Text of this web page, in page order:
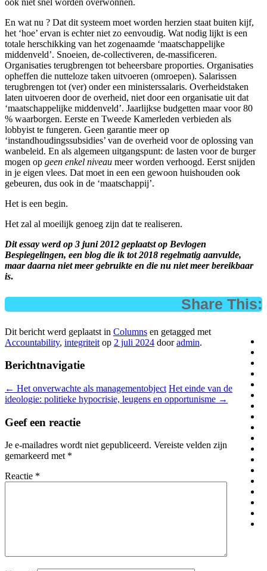
En wat nu ? Dat dit systeem moet worden herzien staat buiten kijf,
het ‘hoe’ ervan is echter niet zo eenvoudig. Wat nodig lijkt is een
totale herschikking van het zogenaamde ‘maatschappelijke
middenveld’. Snoeien, de-collectiveren, de-massificeren.
Organisaties terugbrengen tot beheersbare proporties. Organisaties
opheffen die nutteloze taken uitvoeren (omroepen). Salarissen
terugbrengen tot (ver) onder een ministerssalaris. Overheidstaken
laten uitvoeren door de overheid, niet door een organisatie uit dat
‘maatschappelijke middenveld’. Jaarlijkse budgetten maar voor 80
% waarborgen. Eerste en Tweede Kamerleden verbieden als
lobbyist te fungeren. Geen garantie meer op
‘instandhoudingssubsidies’ van de overheid voor de oplossing van
wanbeleid. En als algemeen uitgangspunt: de lasten voor de burger
mogen op geen enkel niveau meer worden verhoogd. Eerst snijden
in je eigen vlees. Dat moet in een een gewoon huishouden ook
gebeuren, dus ook in de ‘maatschappij’.
Het is een begin.
Het zal al moeilijk genoeg zijn dat te realiseren.
Dit essay werd op 3 juni 2012 geplaatst op Bevlogen
Bespiegelingen, een blog die ik tot 2018 regelmatig aanvulde,
maar daarna niet meer gebruikte en die nu niet meer bereikbaar
is.
Share This:
Dit bericht werd geplaatst in Columns en getagged met
Accountability, integriteit op 2 juli 2024 dooradmin.
Berichtnavigatie
← Het onverwachte als managementobject Het einde van de
ideologie: politieke hypocrisie, leugens en opportunisme →
Geef een reactie
Je e-mailadres wordt niet gepubliceerd. Vereiste velden zijn
gemarkeerd met *
Reactie *